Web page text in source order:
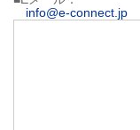
info@e-connect.jp